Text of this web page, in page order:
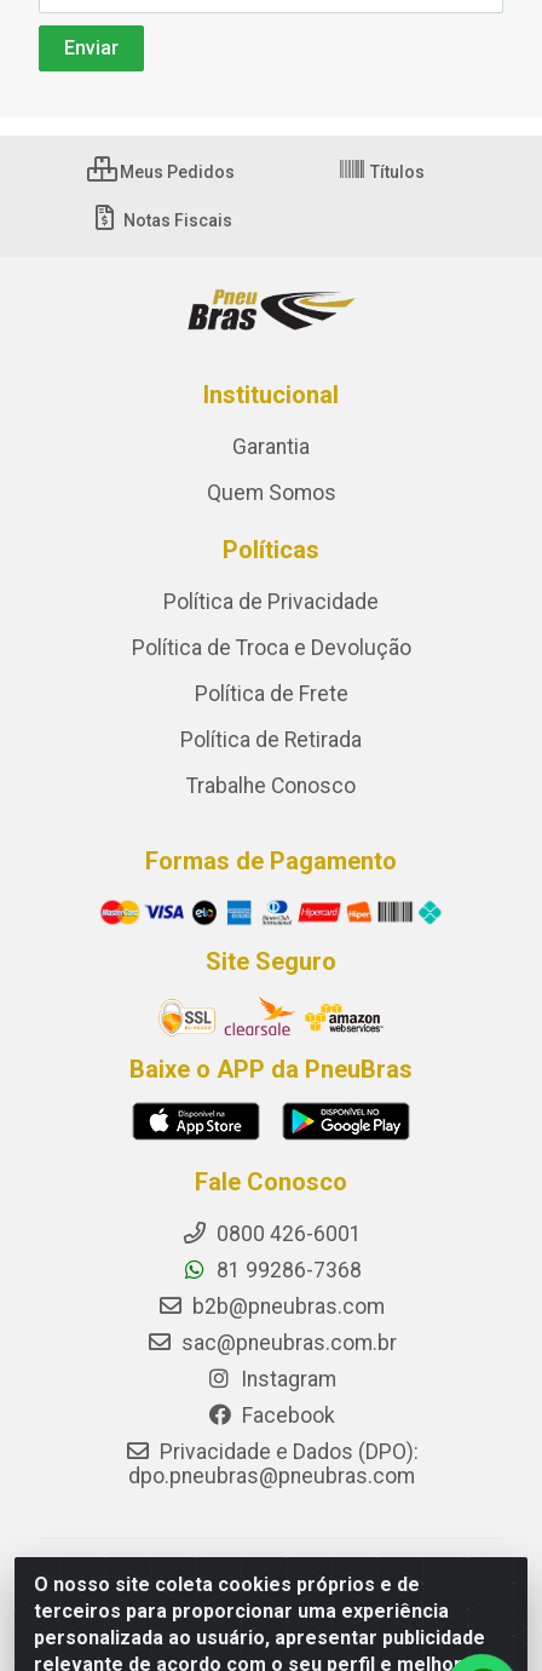
O nosso site coleta cookies próprios e de
terceiros para proporcionar uma experiência
personalizada ao usuário, apresentar publicidade
relevante de acordo com o seu perfil e melhorar a
Meus Pedidos Títulos
Notas Fiscais
Institucional
Garantia
Quem Somos
Políticas
Política de Privacidade
Política de Troca e Devolução
Política de Frete
Política de Retirada
Trabalhe Conosco
Formas de Pagamento
Site Seguro
Baixe o APP da PneuBras
Fale Conosco
0800 426-6001
81 99286-7368
b2b@pneubras.com
sac@pneubras.com.br
Instagram
Facebook
Privacidade e Dados (DPO):
dpo.pneubras@pneubras.com
PneuBras - Rodovia BR-101, KM 82 - Prazeres,
Jaboatão dos Guararapes/PE - CEP 54.335-000 - CNPJ
08.678.386/0001-05 - Pneubras Comércio de Pneus
Ltda